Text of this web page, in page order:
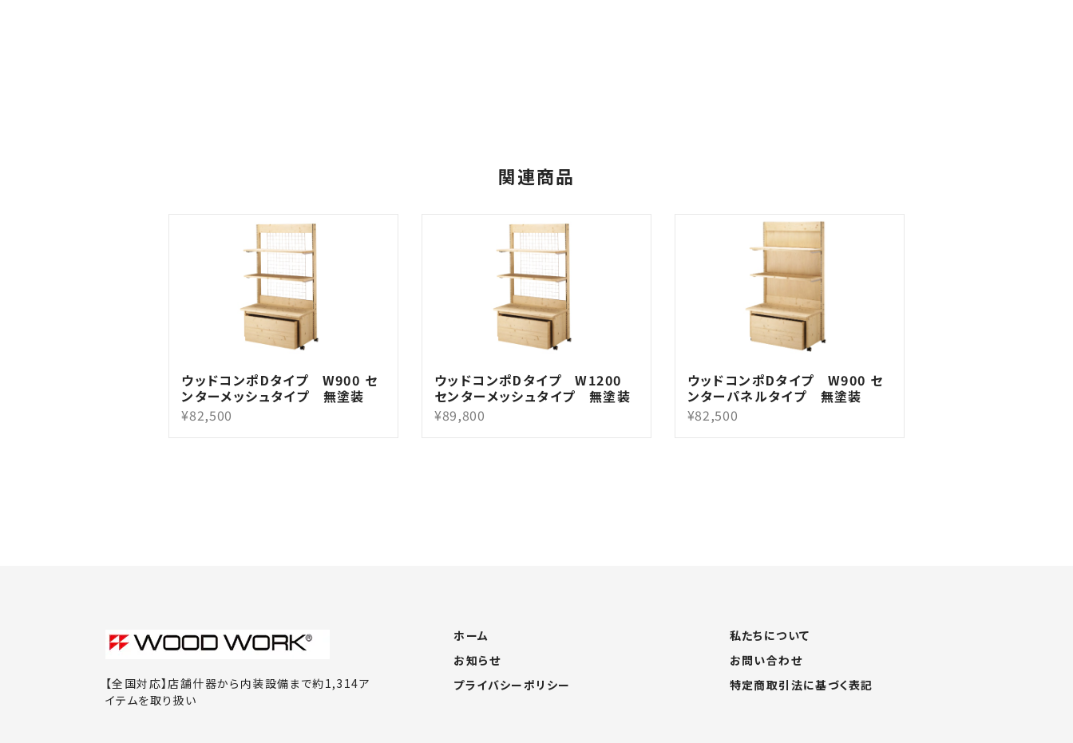
関連商品
ウッドコンポDタイプ W900 セ
ンターメッシュタイプ 無塗装
¥82,500
ウッドコンポDタイプ W1200
センターメッシュタイプ 無塗装
¥89,800
ウッドコンポDタイプ W900 セ
ンターパネルタイプ 無塗装
¥82,500
【全国対応】店舗什器から内装設備まで約1,314ア
イテムを取り扱い
ホーム
私たちについて
お知らせ
お問い合わせ
プライバシーポリシー
特定商取引法に基づく表記